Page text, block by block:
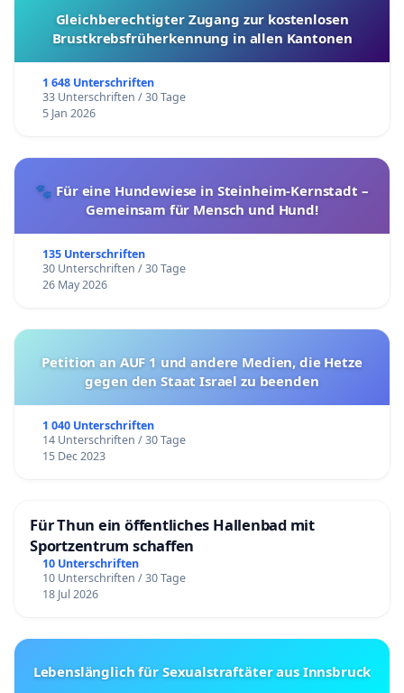
Gleichberechtigter Zugang zur kostenlosen
Brustkrebsfrüherkennung in allen Kantonen
1 648 Unterschriften
33 Unterschriften / 30 Tage
5 Jan 2026
🐾 Für eine Hundewiese in Steinheim-Kernstadt –
Gemeinsam für Mensch und Hund!
135 Unterschriften
30 Unterschriften / 30 Tage
26 May 2026
Petition an AUF 1 und andere Medien, die Hetze
gegen den Staat Israel zu beenden
1 040 Unterschriften
14 Unterschriften / 30 Tage
15 Dec 2023
Für Thun ein öffentliches Hallenbad mit
Sportzentrum schaffen
10 Unterschriften
10 Unterschriften / 30 Tage
18 Jul 2026
Lebenslänglich für Sexualstraftäter aus Innsbruck